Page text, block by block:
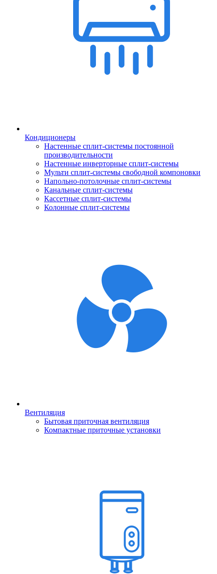
Кондиционеры
Настенные сплит-системы постоянной
производительности
Настенные инверторные сплит-системы
Мульти сплит-системы свободной компоновки
Напольно-потолочные сплит-системы
Канальные сплит-системы
Кассетные сплит-системы
Колонные сплит-системы
Вентиляция
Бытовая приточная вентиляция
Компактные приточные установки